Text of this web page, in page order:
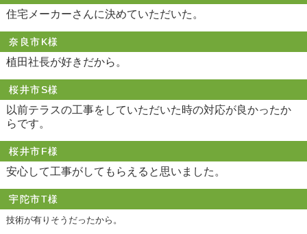
住宅メーカーさんに決めていただいた。
奈良市K様
植田社長が好きだから。
桜井市S様
以前テラスの工事をしていただいた時の対応が良かったか
らです。
桜井市F様
安心して工事がしてもらえると思いました。
宇陀市T様
技術が有りそうだったから。